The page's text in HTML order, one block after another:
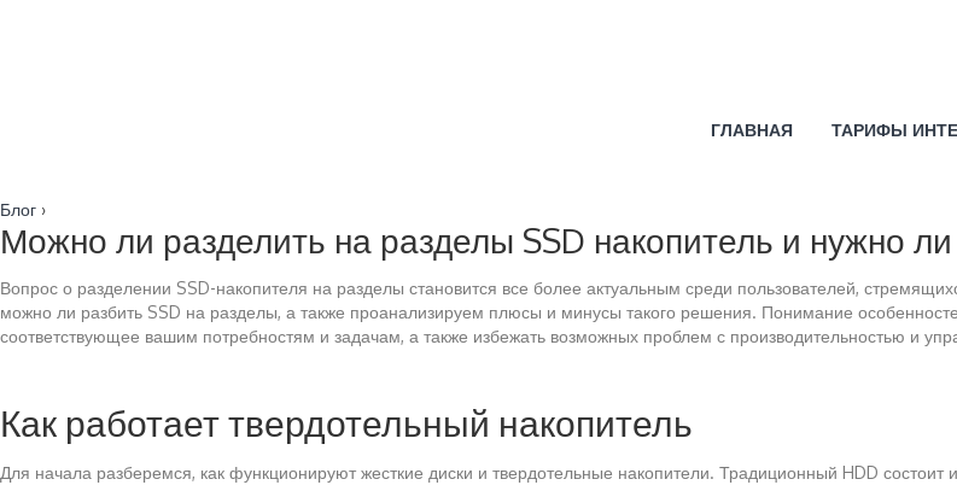
ГЛАВНАЯ ТАРИФЫ
Блог ›
Можно ли разделить на разделы SSD накопитель и нужно
Вопрос о разделении SSD-накопителя на разделы становится все более актуальным среди пользователей,
можно ли разбить SSD на разделы, а также проанализируем плюсы и минусы такого решения. Понимание
соответствующее вашим потребностям и задачам, а также избежать возможных проблем с производительностью и
Как работает твердотельный накопитель
Для начала разберемся, как функционируют жесткие диски и твердотельные накопители. Традиционный HDD